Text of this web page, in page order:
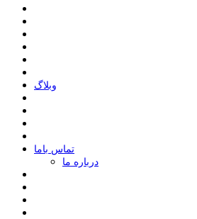
وبلاگ
ﺗﻤﺎﺱ ﺑﺎﻣﺎ
درباره ما